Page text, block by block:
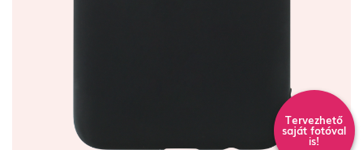
Tervezhető
saját fotóval
is!